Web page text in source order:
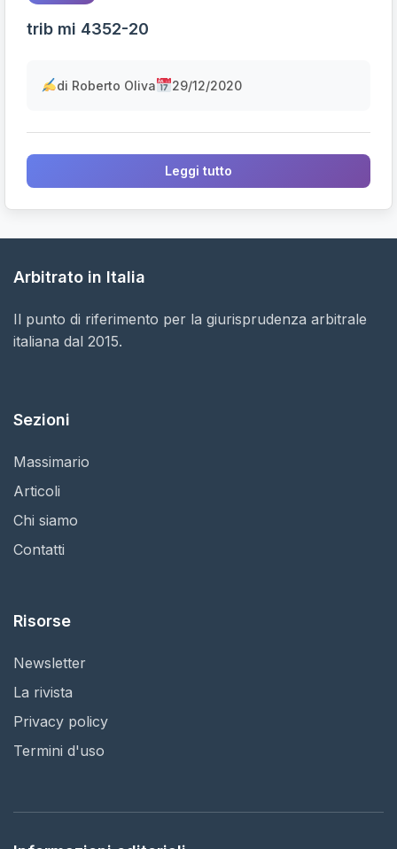
trib mi 4352-20
di Roberto Oliva 29/12/2020
Leggi tutto
Arbitrato in Italia
Il punto di riferimento per la giurisprudenza arbitrale
italiana dal 2015.
Sezioni
Massimario
Articoli
Chi siamo
Contatti
Risorse
Newsletter
La rivista
Privacy policy
Termini d'uso